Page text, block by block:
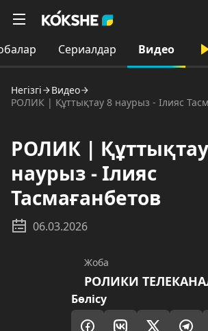
Сериалдар Видео
Негізгі
Видео
РОЛИК | Құттықтау 8 наурыз - Ілияс
РОЛИК |
наурыз - Ілияс
Тасмағанбетов
06.03.2026
Жоба
РОЛИКИ
Бөлісу